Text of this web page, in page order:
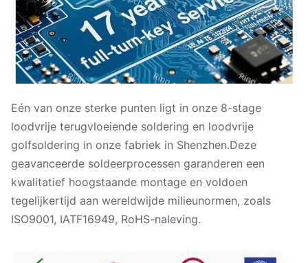
Eén van onze sterke punten ligt in onze 8-stage
loodvrije terugvloeiende soldering en loodvrije
golfsoldering in onze fabriek in Shenzhen.Deze
geavanceerde soldeerprocessen garanderen een
kwalitatief hoogstaande montage en voldoen
tegelijkertijd aan wereldwijde milieunormen, zoals
ISO9001, IATF16949, RoHS-naleving.